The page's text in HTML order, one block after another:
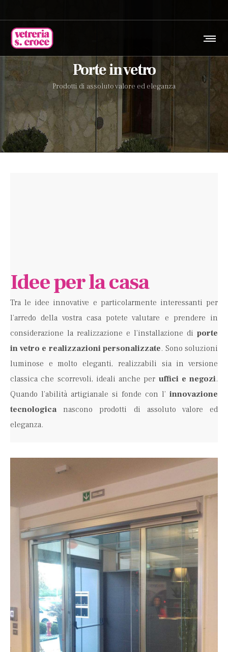
Porte in vetro
Prodotti di assoluto valore ed eleganza
Idee per la casa
Tra le idee innovative e particolarmente interessanti per
l’arredo della vostra casa potete valutare e prendere in
considerazione la realizzazione e l’installazione di porte
in vetro e realizzazioni personalizzate. Sono soluzioni
luminose e molto eleganti, realizzabili sia in versione
classica che scorrevoli, ideali anche per uffici e negozi.
Quando l’abilità artigianale si fonde con l’ innovazione
tecnologicanascono prodotti di assoluto valore ed
eleganza.